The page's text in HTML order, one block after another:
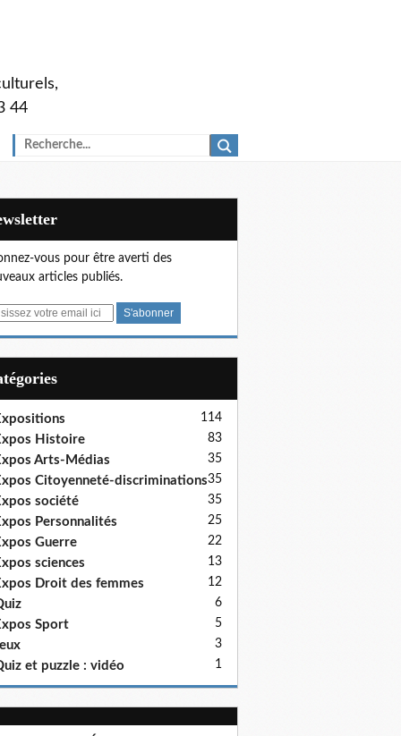
44
vous pour être averti des
articles publiés.
114
Histoire 83
Arts-Médias 35
Citoyenneté-discriminations35
société 35
Personnalités 25
Guerre 22
sciences 13
Droit des femmes 12
6
Sport 5
3
et puzzle : vidéo 1